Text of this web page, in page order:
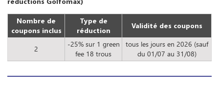
Nombre de
coupons inclus
Type de
réduction
Validité des coupons
2
-25% sur 1 green
fee 18 trous
tous les jours en 2026 (sauf
du 01/07 au 31/08)